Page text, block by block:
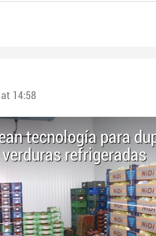
14:58
tecnología para
refrigeradas